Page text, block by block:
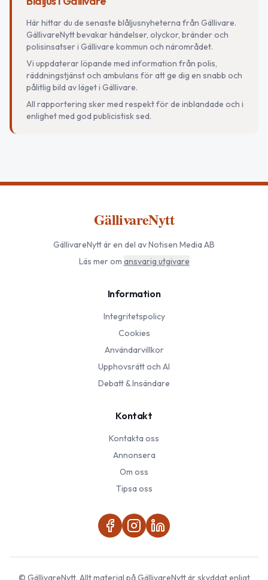
Här hittar du de senaste blåljusnyheterna från Gällivare.
GällivareNytt bevakar händelser, olyckor, bränder och
polisinsatser i Gällivare kommun och närområdet.
Vi uppdaterar löpande med information från polis,
räddningstjänst och ambulans för att ge dig en snabb och
pålitlig bild av läget i Gällivare.
All rapportering sker med respekt för de inblandade och i
enlighet med god publicistisk sed.
GällivareNytt
GällivareNyttär en del av Notisen Media AB
Läs mer om ansvarig utgivare
Information
Integritetspolicy
Cookies
Användarvillkor
Upphovsrätt och AI
Debatt & Insändare
Kontakt
Kontakta oss
Annonsera
Om oss
Tipsa oss
© GällivareNytt. Allt material påGällivareNyttär skyddat enligt